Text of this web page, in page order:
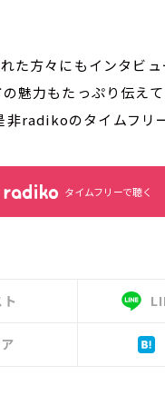
た方々にもインタビ
魅力もたっぷり伝えて
非radikoのタイムフリ
タイムフリーで聴く